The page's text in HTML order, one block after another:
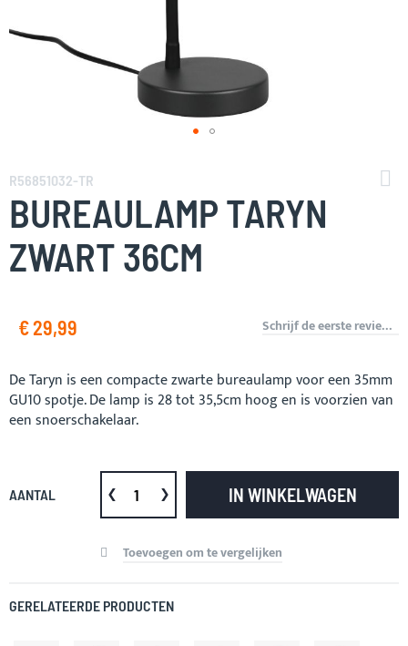
naar
het
begin
van
de
afbeeldingen-
R56851032-TR
BUREAULAMP TARYN
ZWART 36CM
€ 29,99 Schrijf de eerste review over dit product
De Taryn is een compacte zwarte bureaulamp voor een 35mm
GU10 spotje. De lamp is 28 tot 35,5cm hoog en is voorzien van
een snoerschakelaar.
AANTAL IN WINKELWAGEN
Toevoegen om te vergelijken
GERELATEERDE PRODUCTEN